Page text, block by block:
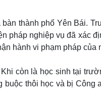
thành phố Yên Bái.
pháp nghiệp vụ đã xác
hành vi phạm pháp của
còn là học sinh tại
buộc thôi học và bị Công